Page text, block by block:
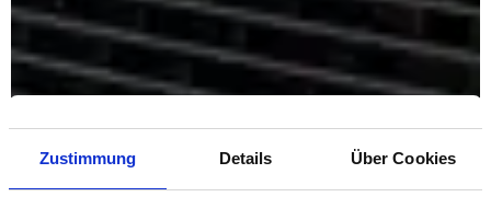
Zustimmung Details Über Cookies